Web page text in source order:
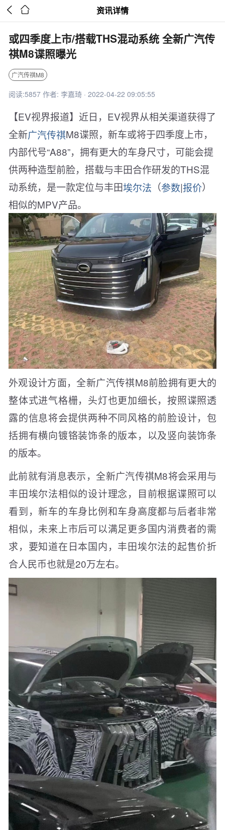
  资讯详情
或四季度上市/搭载THS混动系统 全新广汽传
祺M8谍照曝光
广汽传祺M8
阅读:5857 作者: 李嘉琦 · 2022-04-22 09:05:55
【EV视界报道】近日，EV视界从相关渠道获得了
全新广汽传祺M8谍照，新车或将于四季度上市，
内部代号“A88”，拥有更大的车身尺寸，可能会提
供两种造型前脸，搭载与丰田合作研发的THS混
动系统，是一款定位与丰田埃尔法 （参数|报价）
相似的MPV产品。
外观设计方面，全新广汽传祺M8前脸拥有更大的
整体式进气格栅，头灯也更加细长，按照谍照透
露的信息将会提供两种不同风格的前脸设计，包
括拥有横向镀铬装饰条的版本，以及竖向装饰条
的版本。
此前就有消息表示，全新广汽传祺M8将会采用与
丰田埃尔法相似的设计理念，目前根据谍照可以
看到，新车的车身比例和车身高度都与后者非常
相似，未来上市后可以满足更多国内消费者的需
求，要知道在日本国内，丰田埃尔法的起售价折
合人民币也就是20万左右。